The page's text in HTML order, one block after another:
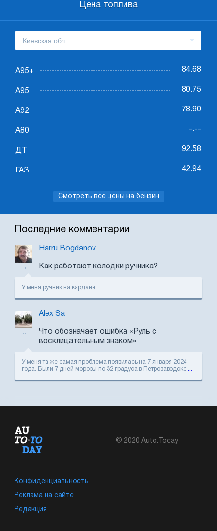
Цена топлива
А95+ 84.68
А95 80.75
А92 78.90
А80 -.--
ДТ 92.58
ГАЗ 42.94
Смотреть все цены на бензин
Последние комментарии
Harru Bogdanov
Как работают колодки ручника?
У меня ручник на кардане
Alex Sa
Что обозначает ошибка «Руль с
восклицательным знаком»
У меня та же самая проблема появилась на 7 января 2024
года. Были 7 дней морозы по 32 градуса в Петрозаводске
© 2020 Auto.Today
Конфиденциальность
Реклама на сайте
Редакция